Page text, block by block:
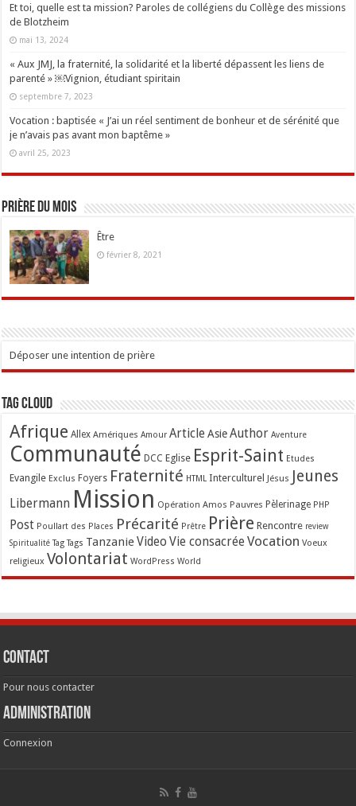
Et toi, quelle est ta mission? Paroles de collégiens du Collège des missions
de Blotzheim
mai 13, 2024
« Aux JMJ, la fraternité, la solidarité et la liberté dépassent les liens de
parenté » ￼Vignion, étudiant spiritain
septembre 7, 2023
Vocation : baptisée « J’ai un réel sentiment de bonheur et de sérénité que
je n’avais pas avant mon baptême »
avril 25, 2023
Prière du mois
Être
février 8, 2021
Déposer une intention de prière
Tag Cloud
Afrique Allex Amériques Amour Article Asie Author Aventure
Communauté DCC Eglise Esprit-Saint Etudes
Evangile Exclus Foyers Fraternité HTML Interculturel Jésus Jeunes
Libermann Mission Opération Amos Pauvres Pèlerinage PHP
Post Poullart des Places Précarité Prêtre Prière Rencontre review
Spiritualité Tag Tags TanzanieVideo Vie consacrée Vocation Voeux
religieux Volontariat WordPress World
Contact
Pour nous contacter
Administration
Connexion